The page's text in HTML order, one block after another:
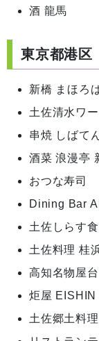
酒 龍馬
東京都港区
新橋 まほろ
土佐清水ワ
串焼 しばて
酒菜 浪漫亭
おつな寿司
Dining Bar
土佐しらす
土佐料理 桂
高知名物
炬屋 EISHIN
土佐郷土料